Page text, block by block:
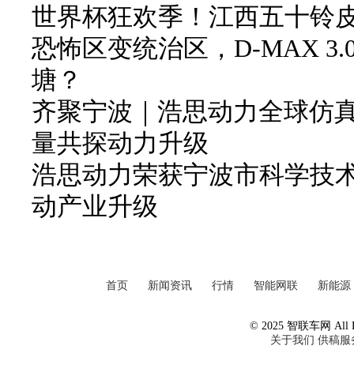
世界杯狂欢季！江西五十铃
恐怖区变统治区，D-MAX
塘？
齐聚宁波｜浩思动力全球仿
量共探动力升级
浩思动力荣获宁波市科学技
动产业升级
首页 新闻资讯 行情 智能网联 新能源
© 2025 智联车网 All
关于我们 供稿服